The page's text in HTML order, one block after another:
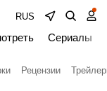
RUS
Сериалы
Рецензии